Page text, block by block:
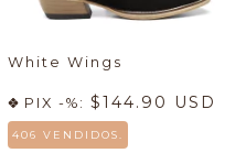
White Wings
PIX -%: $144.90 USD
406 VENDIDOS.